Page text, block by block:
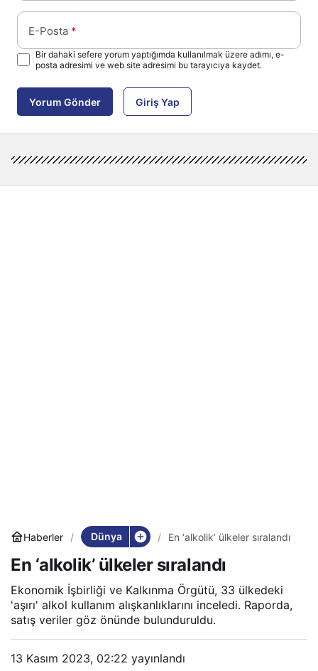
E-Posta *
Bir dahaki sefere yorum yaptığımda kullanılmak üzere adımı, e-
posta adresimi ve web site adresimi bu tarayıcıya kaydet.
Yorum Gönder Giriş Yap
Haberler Dünya En ‘alkolik’ ülkeler sıralandı
En ‘alkolik’ ülkeler sıralandı
Ekonomik İşbirliği ve Kalkınma Örgütü, 33 ülkedeki
'aşırı' alkol kullanım alışkanlıklarını inceledi. Raporda,
satış veriler göz önünde bulunduruldu.
13 Kasım 2023, 02:22 yayınlandı